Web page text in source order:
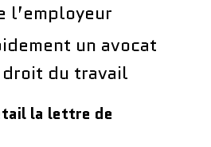
l’employeur
un avocat
du travail
la lettre de